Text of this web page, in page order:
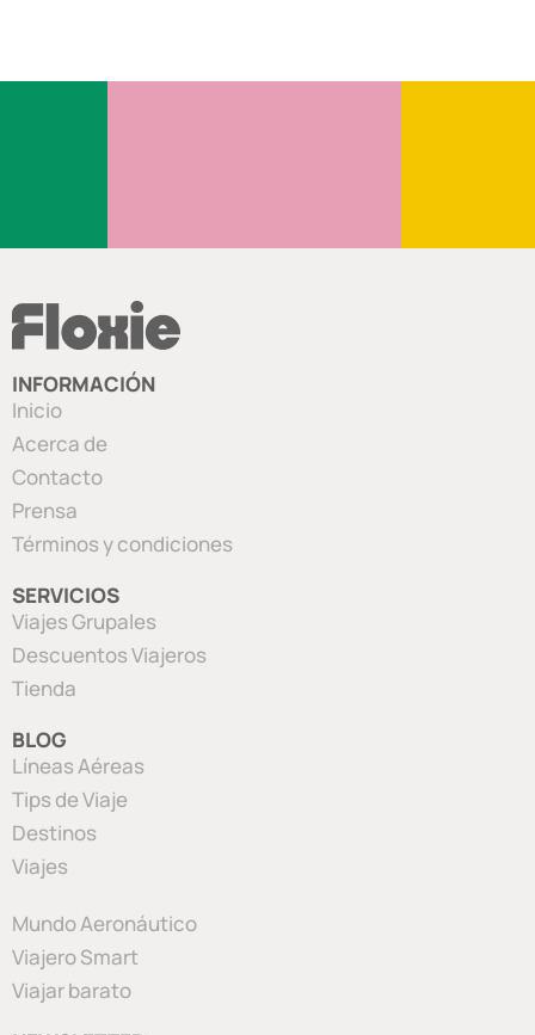
INFORMACIÓN
Inicio
Acerca de
Contacto
Prensa
Términos y condiciones
SERVICIOS
Viajes Grupales
Descuentos Viajeros
Tienda
BLOG
Líneas Aéreas
Tips de Viaje
Destinos
Viajes
Mundo Aeronáutico
Viajero Smart
Viajar barato